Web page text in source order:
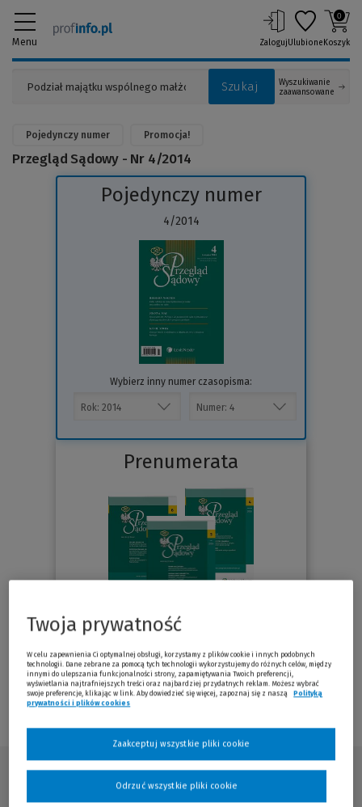
Menu
Szukaj
Wyszukiwanie
zaawansowane
ZalogujUlubione
0
Koszyk
Pojedynczy numer Promocja!
Przegląd Sądowy - Nr 4/2014
Pojedynczy numer
4/2014
Wybierz inny numer czasopisma:
Prenumerata
Już od 82.95 zł /miesiąc
Sprawdź
Opis publikacji
Twoja prywatność
W celu zapewnienia Ci optymalnej obsługi, korzystamy z plików cookie i innych podobnych
technologii. Dane zebrane za pomocą tych technologii wykorzystujemy do różnych celów, między
innymi do ulepszania funkcjonalności strony, zapamiętywania Twoich preferencji,
wyświetlania najtrafniejszych treści oraz najbardziej przydatnych reklam. Możesz wybrać
swoje preferencje, klikając w link. Aby dowiedzieć się więcej, zapoznaj się z naszą
Polityką
prywatności i plików cookies
Odrzuć wszystkie pliki cookie
Zaakceptuj wszystkie pliki cookie